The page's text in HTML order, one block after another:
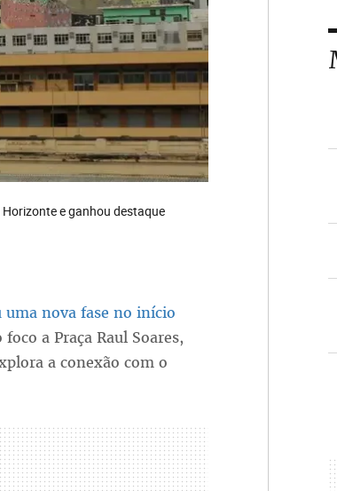
e ganhou destaque
uma nova fase no início
a Praça Raul Soares,
a conexão com o